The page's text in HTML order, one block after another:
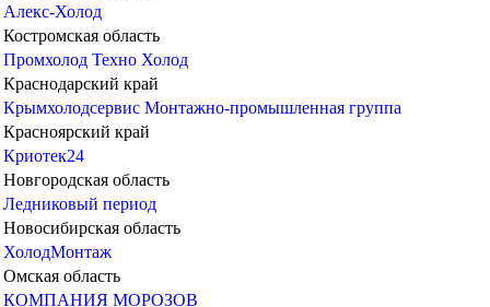
Алекс-Холод
Костромская область
Промхолод Техно Холод
Краснодарский край
Крымхолодсервис Монтажно-промышленная группа
Красноярский край
Криотек24
Новгородская область
Ледниковый период
Новосибирская область
ХолодМонтаж
Омская область
КОМПАНИЯ МОРОЗОВ